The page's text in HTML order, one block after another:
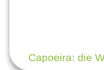
Capoeira: die